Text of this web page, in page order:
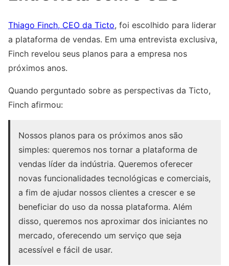
Thiago Finch, CEO da Ticto, foi escolhido para liderar
a plataforma de vendas. Em uma entrevista exclusiva,
Finch revelou seus planos para a empresa nos
próximos anos.
Quando perguntado sobre as perspectivas da Ticto,
Finch afirmou:
Nossos planos para os próximos anos são
simples: queremos nos tornar a plataforma de
vendas líder da indústria. Queremos oferecer
novas funcionalidades tecnológicas e comerciais,
a fim de ajudar nossos clientes a crescer e se
beneficiar do uso da nossa plataforma. Além
disso, queremos nos aproximar dos iniciantes no
mercado, oferecendo um serviço que seja
acessível e fácil de usar.